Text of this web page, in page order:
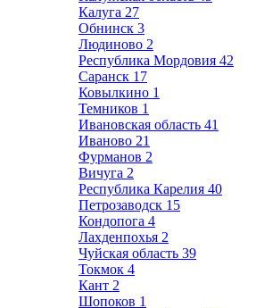
Калуга 27
Обнинск 3
Людиново 2
Республика Мордовия 42
Саранск 17
Ковылкино 1
Темников 1
Ивановская область 41
Иваново 21
Фурманов 2
Вичуга 2
Республика Карелия 40
Петрозаводск 15
Кондопога 4
Лахденпохья 2
Чуйская область 39
Токмок 4
Кант 2
Шопоков 1